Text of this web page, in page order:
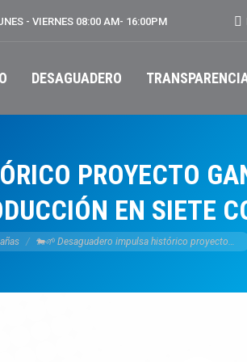
- VIERNES 08:00 AM- 16:00PM
DESAGUADERO
PROYECTO
EN SIETE
🐄🌱 Desaguadero impulsa histórico proyecto…